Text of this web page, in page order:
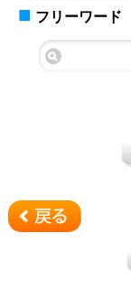
■ フリーワード